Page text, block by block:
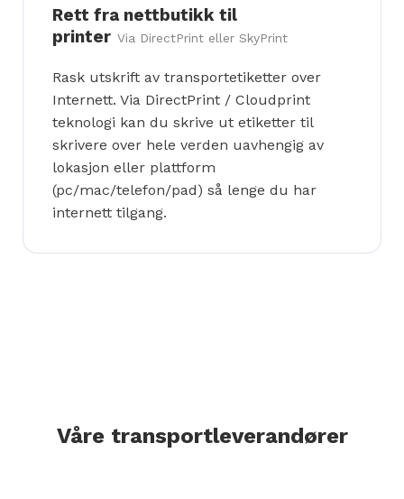
Rett fra nettbutikk til
printer Via DirectPrint eller SkyPrint
Rask utskrift av transportetiketter over
Internett. Via DirectPrint / Cloudprint
teknologi kan du skrive ut etiketter til
skrivere over hele verden uavhengig av
lokasjon eller plattform
(pc/mac/telefon/pad) så lenge du har
internett tilgang.
Våre transportleverandører